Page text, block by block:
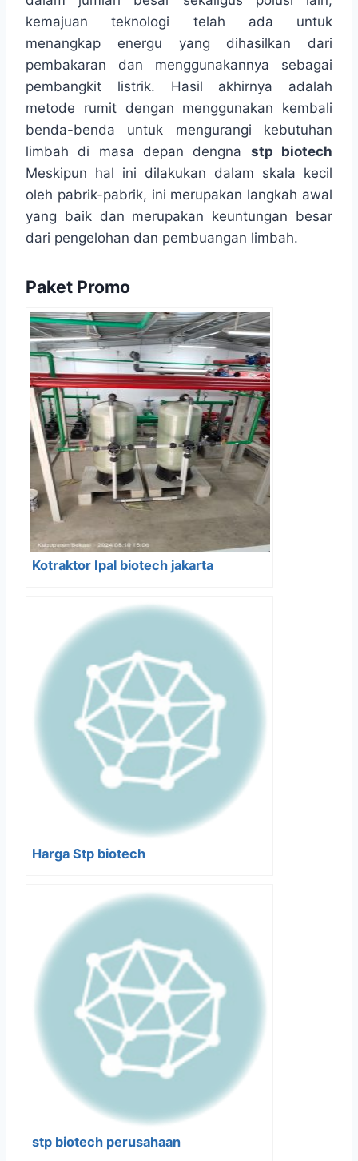
kemajuan teknologi telah ada untuk
menangkap energu yang dihasilkan dari
pembakaran dan menggunakannya sebagai
pembangkit listrik. Hasil akhirnya adalah
metode rumit dengan menggunakan kembali
benda-benda untuk mengurangi kebutuhan
limbah di masa depan dengna stp biotech
Meskipun hal ini dilakukan dalam skala kecil
oleh pabrik-pabrik, ini merupakan langkah awal
yang baik dan merupakan keuntungan besar
dari pengelohan dan pembuangan limbah.
Paket Promo
Kotraktor Ipal biotech jakarta
Harga Stp biotech
stp biotech perusahaan